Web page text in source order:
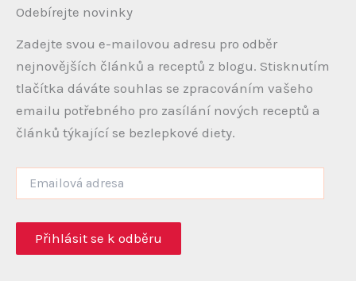
Odebírejte novinky
Zadejte svou e-mailovou adresu pro odběr
nejnovějších článků a receptů z blogu. Stisknutím
tlačítka dáváte souhlas se zpracováním vašeho
emailu potřebného pro zasílání nových receptů a
článků týkající se bezlepkové diety.
adresa
Přihlásit se k odběru